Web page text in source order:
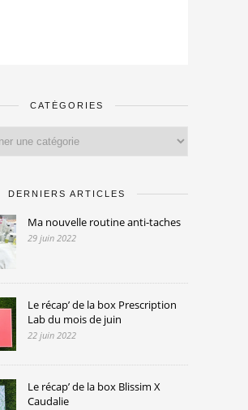
CATÉGORIES
DERNIERS ARTICLES
Ma nouvelle routine anti-taches
29 juin 2022
Le récap’ de la box Prescription
Lab du mois de juin
22 juin 2022
Le récap’ de la box Blissim X
Caudalie